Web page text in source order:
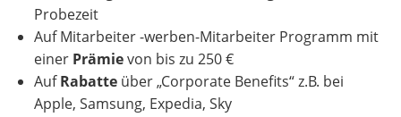
Probezeit
Auf Mitarbeiter -werben-Mitarbeiter Programm mit
einer Prämievon bis zu 250 €
AufRabatte über „Corporate Benefits“ z.B. bei
Apple, Samsung, Expedia, Sky